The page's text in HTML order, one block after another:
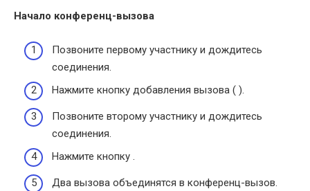
Начало конференц-вызова
Позвоните первому участнику и дождитесь
соединения.
Нажмите кнопку добавления вызова ( ).
Позвоните второму участнику и дождитесь
соединения.
Нажмите кнопку .
Два вызова объединятся в конференц-вызов.